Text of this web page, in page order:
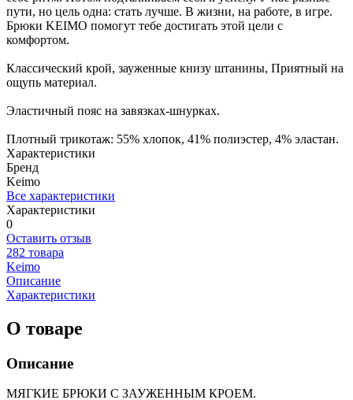
пути, но цель одна: стать лучше. В жизни, на работе, в игре.
Брюки KEIMO помогут тебе достигать этой цели с
комфортом.
Классический крой, зауженные книзу штанины, Приятный на
ощупь материал.
Эластичный пояс на завязках-шнурках.
Плотный трикотаж: 55% хлопок, 41% полиэстер, 4% эластан.
Характеристики
Бренд
Keimo
Все характеристики
Характеристики
0
Оставить отзыв
282 товара
Keimo
Описание
Характеристики
О товаре
Описание
МЯГКИЕ БРЮКИ С ЗАУЖЕННЫМ КРОЕМ.